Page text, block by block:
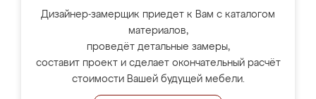
Дизайнер-замерщик приедет к Вам с каталогом
материалов,
проведёт детальные замеры,
составит проект и сделает окончательный расчёт
стоимости Вашей будущей мебели.